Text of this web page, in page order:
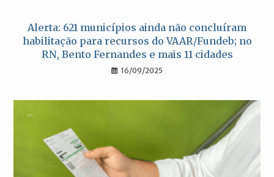
Alerta: 621 municípios ainda não concluíram
habilitação para recursos do VAAR/Fundeb; no
RN, Bento Fernandes e mais 11 cidades
16/09/2025